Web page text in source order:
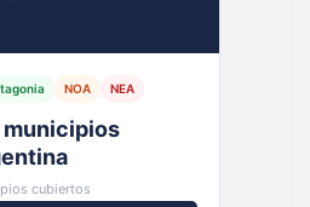
NOA NEA
cubiertos